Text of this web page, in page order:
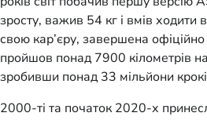
зросту, важив 54 кг і вмів ходити
свою кар’єру, завершена
пройшов понад 7900 кілометрів
зробивши понад 33 мільйони
2000-ті та початок 2020-х